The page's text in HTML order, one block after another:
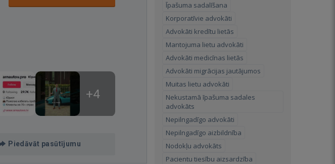
+4
Piedāvāt pasūtījumu
Īpašuma sadalīšana
Korporatīvie advokāti
Advokāti kredītu lietās
Mantojuma lietu advokāti
Advokāti medicīnas lietās
Advokāti migrācijas jautājumos
Muitas lietu advokāti
Nekustamā īpašuma sadales
advokāts
Nepilngadīgo advokāti
Nepilngadīgo aizbildnība
Nodokļu advokāts
Pacientu tiesību aizsardzība